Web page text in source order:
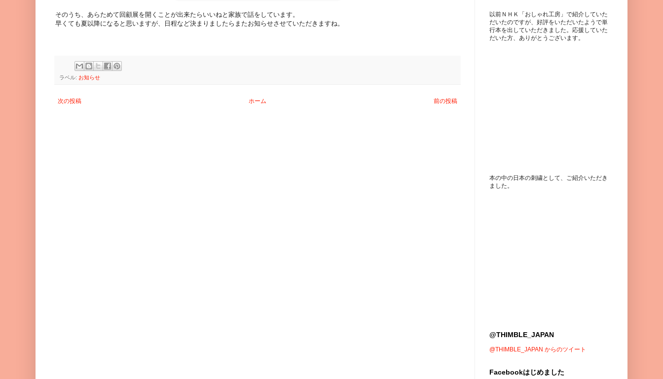
そのうち、あらためて回顧展を開くことが出来たらいいねと家族で話をしています。
早くても夏以降になると思いますが、日程など決まりましたらまたお知らせさせていただきますね。
ラベル: お知らせ
次の投稿 前の投稿
ホーム
以前ＮＨＫ「おしゃれ工房」で紹介していた
だいたのですが、好評をいただいたようで単
行本を出していただきました。応援していた
だいた方、ありがとうございます。
本の中の日本の刺繍として、ご紹介いただき
ました。
@THIMBLE_JAPAN
@THIMBLE_JAPAN からのツイート
Facebookはじめました